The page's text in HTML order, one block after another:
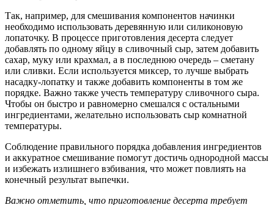
Так, например, для смешивания компонентов начинки
необходимо использовать деревянную или силиконовую
лопаточку. В процессе приготовления десерта следует
добавлять по одному яйцу в сливочный сыр, затем добавить
сахар, муку или крахмал, а в последнюю очередь – сметану
или сливки. Если используется миксер, то лучше выбрать
насадку-лопатку и также добавить компоненты в том же
порядке. Важно также учесть температуру сливочного сыра.
Чтобы он быстро и равномерно смешался с остальными
ингредиентами, желательно использовать сыр комнатной
температуры.
Соблюдение правильного порядка добавления ингредиентов
и аккуратное смешивание помогут достичь однородной массы
и избежать излишнего взбивания, что может повлиять на
конечный результат выпечки.
Важно отметить, что приготовление десерта требует